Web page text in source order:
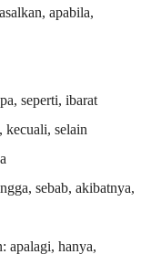
apabila,
seperti, ibarat
kecuali, selain
sebab, akibatnya,
apalagi, hanya,